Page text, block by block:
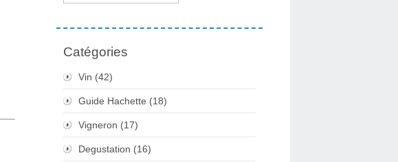
Catégories
Vin (42)
Guide Hachette (18)
Vigneron (17)
Degustation (16)